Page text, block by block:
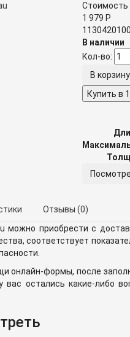
Стоимость
1 979 Р
В наличии
Кол-во:
Купить в
Отзывы (0)
можно приобрести с
соответствует
онлайн-формы, после
вас остались какие-либо